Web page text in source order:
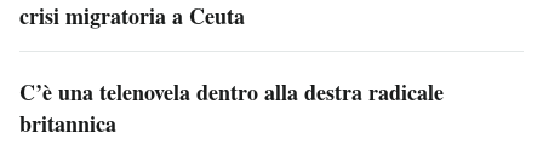
crisi migratoria a Ceuta
C’è una telenovela dentro alla destra radicale
britannica